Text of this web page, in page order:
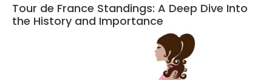
Tour de France Standings: A Deep Dive Into
the History and Importance